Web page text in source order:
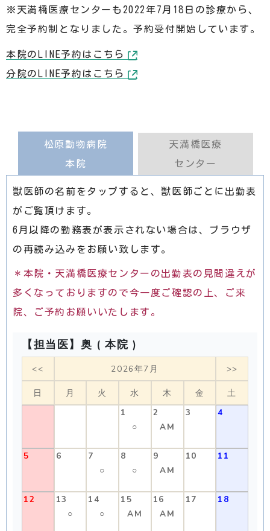
※天満橋医療センターも2022年7月18日の診療から、
完全予約制となりました。予約受付開始しています。
本院のLINE予約はこちら
分院のLINE予約はこちら
松原動物病院
本院
天満橋医療
センター
獣医師の名前をタップすると、獣医師ごとに出勤表
がご覧頂けます。
6月以降の勤務表が表示されない場合は、ブラウザ
の再読み込みをお願い致します。
＊本院・天満橋医療センターの出勤表の見間違えが
多くなっておりますので今一度ご確認の上、ご来
院、ご予約お願いいたします。
【担当医】奥 ( 本院 )
<< 2026年7月 >>
日 月 火 水 木 金
土
1
○
2
AM
3 4
5 6
7
○
8
○
9
AM
10 11
12
13
○
14
○
15
AM
16
AM
17 18